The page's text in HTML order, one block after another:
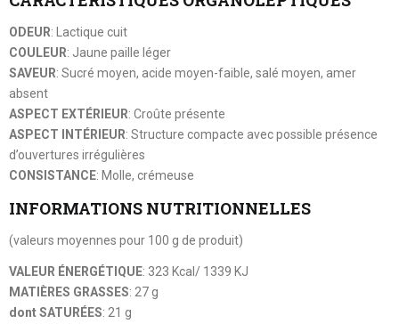
ODEUR: Lactique cuit
COULEUR: Jaune paille léger
SAVEUR: Sucré moyen, acide moyen-faible, salé moyen, amer
absent
ASPECT EXTÉRIEUR: Croûte présente
ASPECT INTÉRIEUR: Structure compacte avec possible présence
d’ouvertures irrégulières
CONSISTANCE: Molle, crémeuse
INFORMATIONS NUTRITIONNELLES
(valeurs moyennes pour 100 g de produit)
VALEUR ÉNERGÉTIQUE: 323 Kcal/ 1339 KJ
MATIÈRES GRASSES: 27 g
dont SATURÉES: 21 g